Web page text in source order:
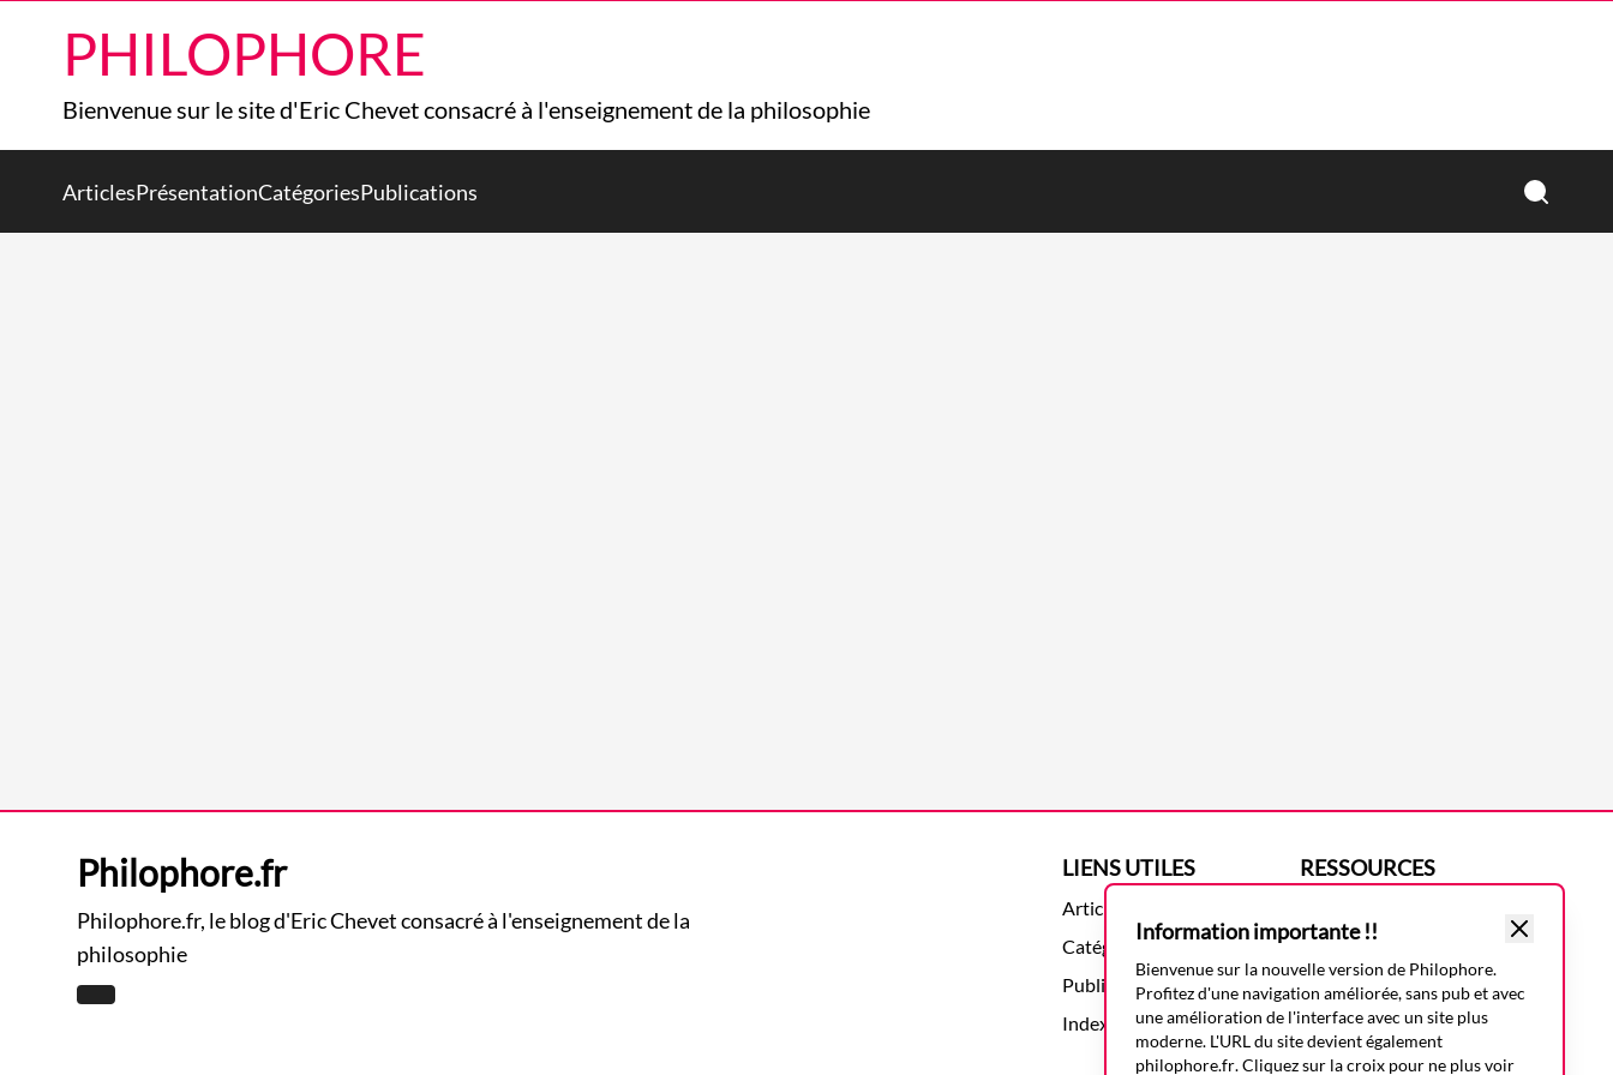
PHILOPHORE
Bienvenue sur le site d'Eric Chevet consacré à l'enseignement de la philosophie
ArticlesPrésentationCatégoriesPublications
Information importante !!
Bienvenue sur la nouvelle version de Philophore.
Profitez d'une navigation améliorée, sans pub et avec
une amélioration de l'interface avec un site plus
moderne. L'URL du site devient également
philophore.fr. Cliquez sur la croix pour ne plus voir
Philophore.fr
Philophore.fr, le blog d'Eric Chevet consacré à l'enseignement de la
philosophie
LIENS UTILES
Articles
Catégories
Publications
Index des articles
RESSOURCES
Mentions légales
Politique de confidentialité